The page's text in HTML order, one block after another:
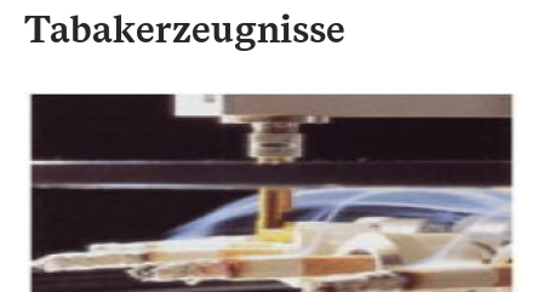
Tabakerzeugnisse